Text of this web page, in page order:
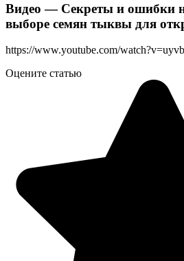
Видео — Секреты и ошибки
выборе семян тыквы для
https://www.youtube.com/
Оцените статью